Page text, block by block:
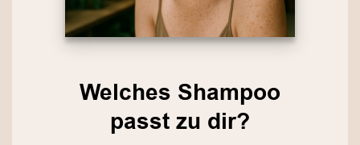
Welches Shampoo
passt zu dir?